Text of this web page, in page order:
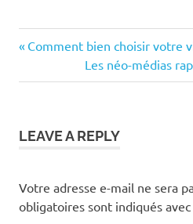
Navigation
de
Previous
Comment bien choisir votre
Next
Post:
Les néo-médias
LEAVE A REPLY
Votre adresse e-mail ne sera
obligatoires sont indiqués avec